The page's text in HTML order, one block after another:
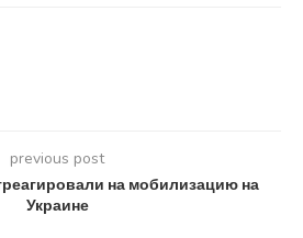
previous post
на мобилизацию на
Украине